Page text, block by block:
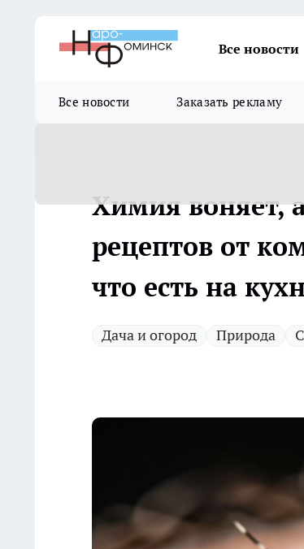
Все новости
Все новости Заказать рекламу
Химия воняет,
рецептов от
что есть на
Дача и огород Природа